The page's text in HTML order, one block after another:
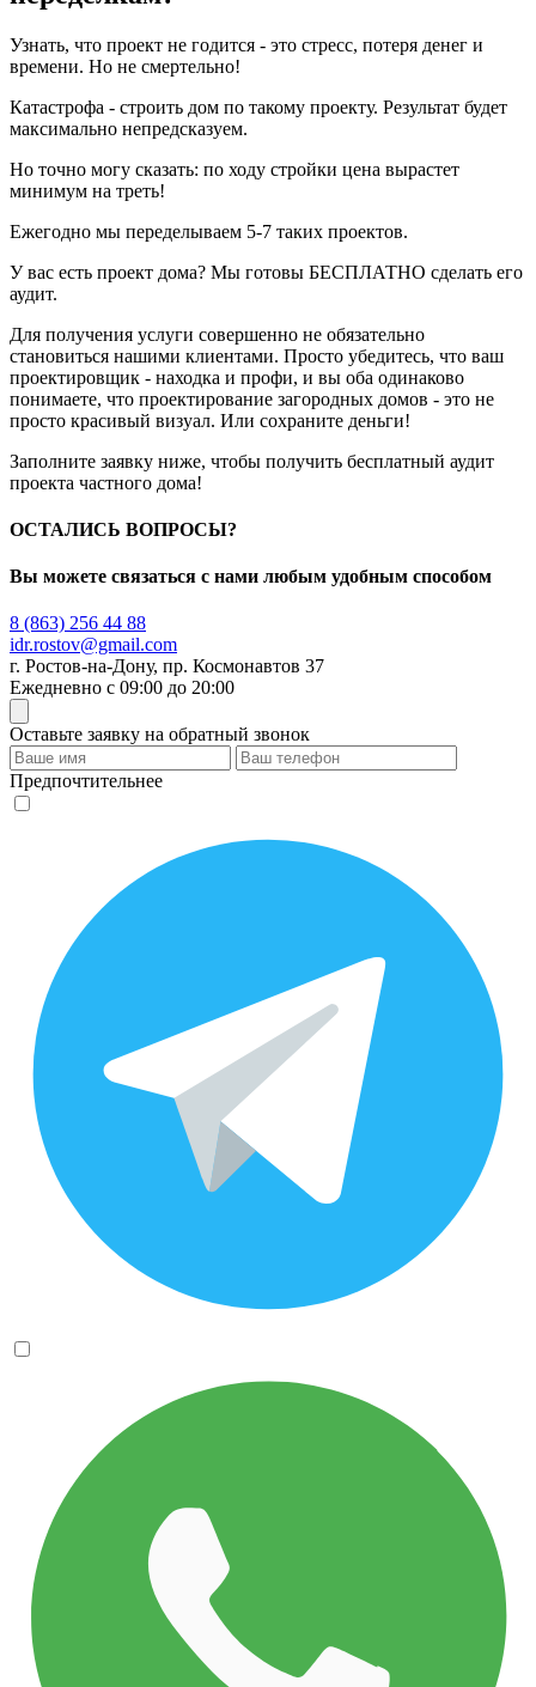
Узнать, что проект не годится - это стресс, потеря денег и
времени. Но не смертельно!
Катастрофа - строить дом по такому проекту. Результат будет
максимально непредсказуем.
Но точно могу сказать: по ходу стройки цена вырастет
минимум на треть!
Ежегодно мы переделываем 5-7 таких проектов.
У вас есть проект дома? Мы готовы БЕСПЛАТНО сделать его
аудит.
Для получения услуги совершенно не обязательно
становиться нашими клиентами. Просто убедитесь, что ваш
проектировщик - находка и профи, и вы оба одинаково
понимаете, что проектирование загородных домов - это не
просто красивый визуал. Или сохраните деньги!
Заполните заявку ниже, чтобы получить бесплатный аудит
проекта частного дома!
ОСТАЛИСЬ ВОПРОСЫ?
Вы можете связаться с нами любым удобным способом
8 (863) 256 44 88
idr.rostov@gmail.com
г. Ростов-на-Дону, пр. Космонавтов 37
Ежедневно с 09:00 до 20:00
Оставьте заявку на обратный звонок
Предпочтительнее